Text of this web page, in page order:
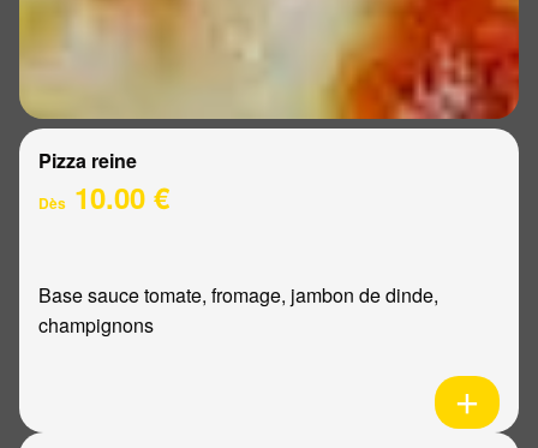
Pizza reine
Dès 10.00 €
Base sauce tomate, fromage, jambon de dinde,
champignons